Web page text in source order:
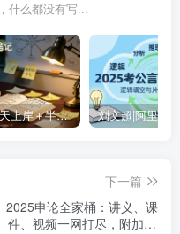
什么都没有写...
白鹭 60 天上岸＋半月谈整体笔记集结 | 2024–2025 年申论思维全盘梳理白鹭半月谈申论笔记全集：60天上岸＋大作文＋小题＋解题总结
下一篇
2025申论全家桶：讲义、课
件、视频一网打尽，附加24